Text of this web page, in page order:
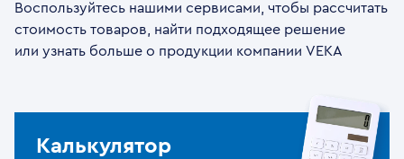
Воспользуйтесь нашими сервисами, чтобы рассчитать
стоимость товаров, найти подходящее решение
или узнать больше о продукции компании VEKA
Калькулятор